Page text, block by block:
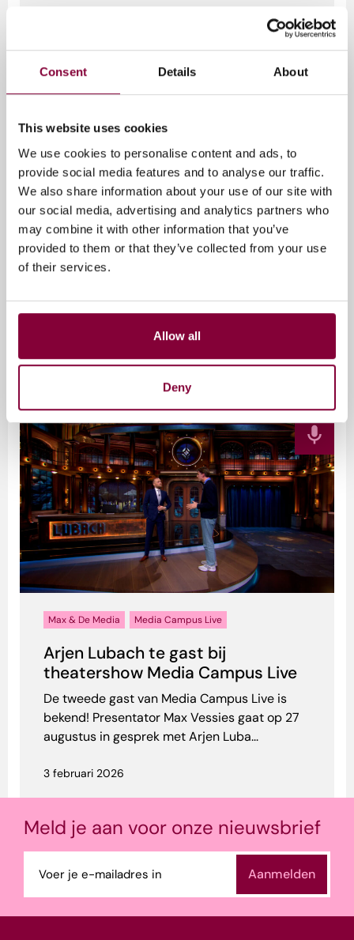
Consent Details About
This website uses cookies
We use cookies to personalise content and ads, to
provide social media features and to analyse our traffic.
We also share information about your use of our site with
our social media, advertising and analytics partners who
may combine it with other information that you’ve
provided to them or that they’ve collected from your use
of their services.
Allow all
Deny
De mediawereld transformeert sneller dan
ooit. Technologieën zoals AI, XR en nieuwe
Max & De Media Media Campus Live
Arjen Lubach te gast bij
theatershow Media Campus Live
De tweede gast van Media Campus Live is
bekend! Presentator Max Vessies gaat op 27
augustus in gesprek met Arjen Luba...
3 februari 2026
Meld je aan voor onze nieuwsbrief
mailadres
(Vereist)